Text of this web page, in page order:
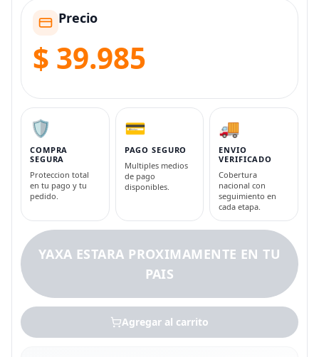
Precio
$ 39.985
🛡️
COMPRA
SEGURA
Proteccion total
en tu pago y tu
pedido.
💳
PAGO SEGURO
Multiples medios
de pago
disponibles.
🚚
ENVIO
VERIFICADO
Cobertura
nacional con
seguimiento en
cada etapa.
YAXA ESTARA PROXIMAMENTE EN TU
PAIS
Agregar al carrito